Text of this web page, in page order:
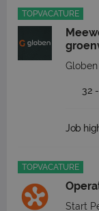
TOPVACATURE
Globen
32
Job
TOPVACATURE
Start